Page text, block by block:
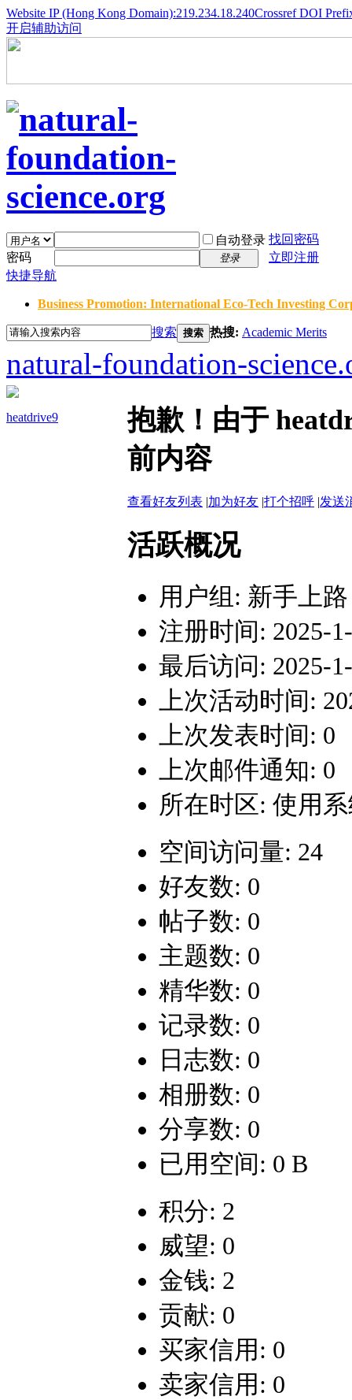
Website IP (Hong Kong Domain):219.234.18.240Crossref DOI
开启辅助访问
自动登录 找回密码
密码
登录
立即注册
快捷导航
Business Promotion: International Eco-Tech Investing
搜索 搜索 热搜: Academic Merits
natural-foundation-
heatdrive9
抱歉！由于
前内容
查看好友列表 |加为好友 |打个招呼 |发送
活跃概况
用户组: 新手上路
注册时间: 2025-
最后访问: 2025-
上次活动时间:
上次发表时间: 0
上次邮件通知: 0
所在时区: 使用
空间访问量: 24
好友数: 0
帖子数: 0
主题数: 0
精华数: 0
记录数: 0
日志数: 0
相册数: 0
分享数: 0
已用空间: 0 B
积分: 2
威望: 0
金钱: 2
贡献: 0
买家信用: 0
卖家信用: 0